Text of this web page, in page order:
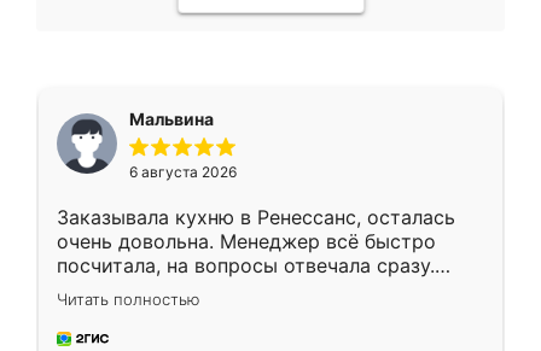
Мальвина
6 августа 2026
Заказывала кухню в Ренессанс, осталась
очень довольна. Менеджер всё быстро
посчитала, на вопросы отвечала сразу.
Замерщик приехал в субботу, подошёл к
делу со всей ответственностью. Собрали
за день, ребята работали аккуратно, даже
Читать полностью